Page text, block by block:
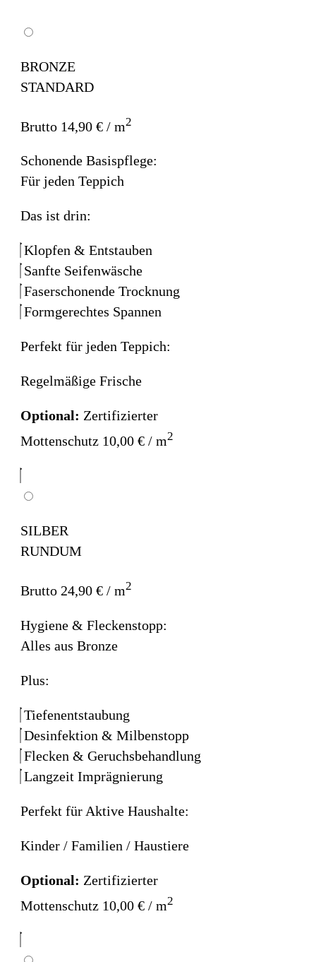
BRONZE
STANDARD
Brutto 14,90 € / m2
Schonende Basispflege:
Für jeden Teppich
Das ist drin:
Klopfen & Entstauben
Sanfte Seifenwäsche
Faserschonende Trocknung
Formgerechtes Spannen
Perfekt für jeden Teppich:
Regelmäßige Frische
Optional: Zertifizierter
Mottenschutz 10,00 € / m2
SILBER
RUNDUM
Brutto 24,90 € / m2
Hygiene & Fleckenstopp:
Alles aus Bronze
Plus:
Tiefenentstaubung
Desinfektion & Milbenstopp
Flecken & Geruchsbehandlung
Langzeit Imprägnierung
Perfekt für Aktive Haushalte:
Kinder / Familien / Haustiere
Optional: Zertifizierter
Mottenschutz 10,00 € / m2